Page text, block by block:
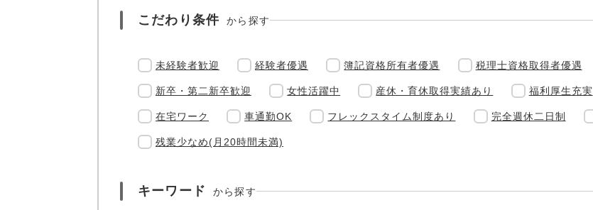
こだわり条件 から探す
未経験者歓迎 経験者優遇 簿記資格所有者優遇 税理士資格取得者優遇
新卒・第二新卒歓迎 女性活躍中 産休・育休取得実績あり 福利厚生充実
在宅ワーク 車通勤OK フレックスタイム制度あり 完全週休二日制
残業少なめ(月20時間未満)
キーワード から探す